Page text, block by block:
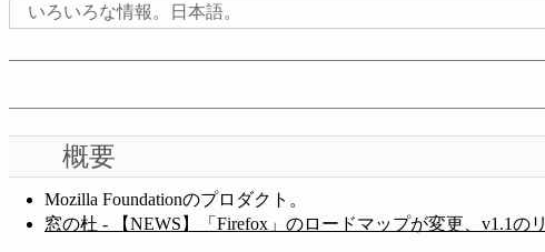
いろいろな情報。日本語。
概要
Mozilla Foundationのプロダクト。
窓の杜 - 【NEWS】「Firefox」のロードマップが変更、v1.1の